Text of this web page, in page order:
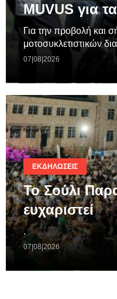
MUVUS για
Για την προβολή και
μοτοσυκλετιστικών
07|08|2026
ΕΚΔΗΛΏΣΕΙΣ
Το Σούλι
ευχαριστεί
.
07|08|2026